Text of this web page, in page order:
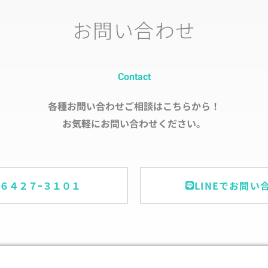
お問い合わせ
Contact
各種お問い合わせご相談はこちらから！
お気軽にお問い合わせください。
４２７ｰ３１０１ LINEでお問い